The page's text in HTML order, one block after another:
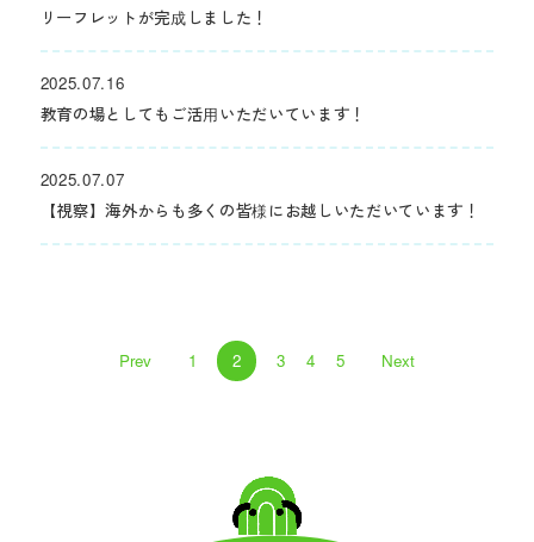
リーフレットが完成しました！
2025.07.16
教育の場としてもご活用いただいています！
2025.07.07
【視察】海外からも多くの皆様にお越しいただいています！
Prev 1 2 3 4 5 Next